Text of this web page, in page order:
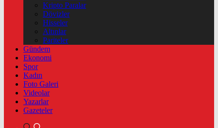
Kripto Paralar
Dövizler
Hisseler
Altınlar
Pariteler
Gündem
Ekonomi
Spor
Kadın
Foto Galeri
Videolar
Yazarlar
Gazeteler